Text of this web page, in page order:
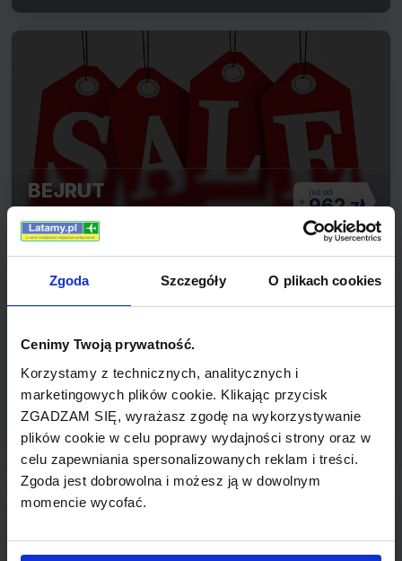
Zgoda Szczegóły O plikach cookies
Cenimy Twoją prywatność.
Korzystamy z technicznych, analitycznych i
marketingowych plików cookie. Klikając przycisk
ZGADZAM SIĘ, wyrażasz zgodę na wykorzystywanie
plików cookie w celu poprawy wydajności strony oraz w
celu zapewniania spersonalizowanych reklam i treści.
Zgoda jest dobrowolna i możesz ją w dowolnym
momencie wycofać.
BEJRUT
962 zł
IZMIR
Z: WARSZAWA 888 zł